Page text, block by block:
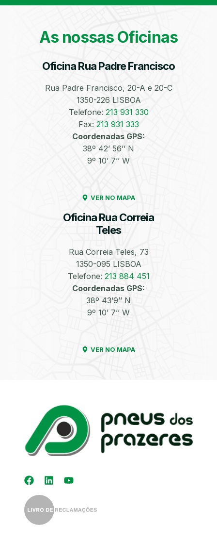
As nossas Oficinas
Oficina Rua Padre Francisco
Rua Padre Francisco, 20-A e 20-C
1350-226 LISBOA
Telefone: 213 931 330
Fax: 213 931 333
Coordenadas GPS:
38º 42’ 56’’ N
9º 10’ 7’’ W
VER NO MAPA
Oficina Rua Correia
Teles
Rua Correia Teles, 73
1350-095 LISBOA
Telefone: 213 884 451
Coordenadas GPS:
38º 43’9’’ N
9º 10’ 7’’ W
VER NO MAPA
Bate-Chapas
Higienização e
Automóvel
Enchimento de
Azoto/Nitrogénio
Pneus e Jantes
Rodas
Jantes
Kit Distribuição
Diagnóstico
Auto-Rádios